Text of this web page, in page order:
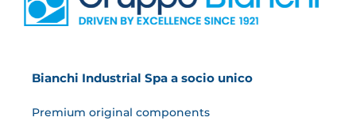
Bianchi Industrial Spa a socio unico
Premium original components